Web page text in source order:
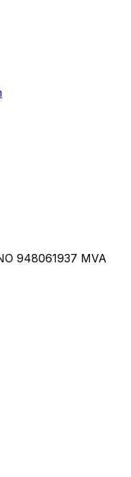
948061937 MVA